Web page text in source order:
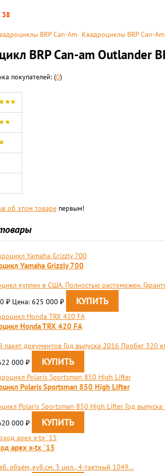
38
BRP Can-Am Квадроциклы BRP Can-
BRP Can-am Outlander
покупателей: (0)
об этом товарепервым!
Yamaha Grizzly 700
куплен в США. Полностью растоможен.
₽ Цена: 625 000 ₽
Honda TRX 420 FA
пакет документов Год выпуска 2016 Пробег 320
000 ₽
Polaris Sportsman 850 High Lifter
Polaris Sportsman 850 High Lifter Год
000 ₽
apex x-tx `15
объём, куб.см. 3 цил., 4-тактный 1049...